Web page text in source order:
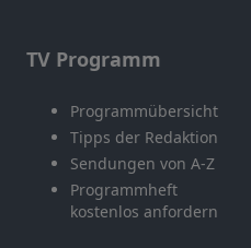
TV Programm
Programmübersicht
Tipps der Redaktion
Sendungen von A-Z
Programmheft
kostenlos anfordern